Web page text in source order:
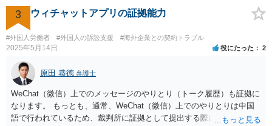
損のないように行動されるとよいと思われます。
3 ウィチャットアプリの証拠能力
#外国人労働者 #外国人の訴訟支援 #海外企業との契約トラブル
2025年5月14日 役にたった 2
原田 恭徳 弁護士
WeChat（微信）上でのメッセージのやりとり（トーク履歴）も証拠に
なります。 もっとも、通常、WeChat（微信）上でのやりとりは中国
語で行われているため、裁判所に証拠として提出する際には日本語の